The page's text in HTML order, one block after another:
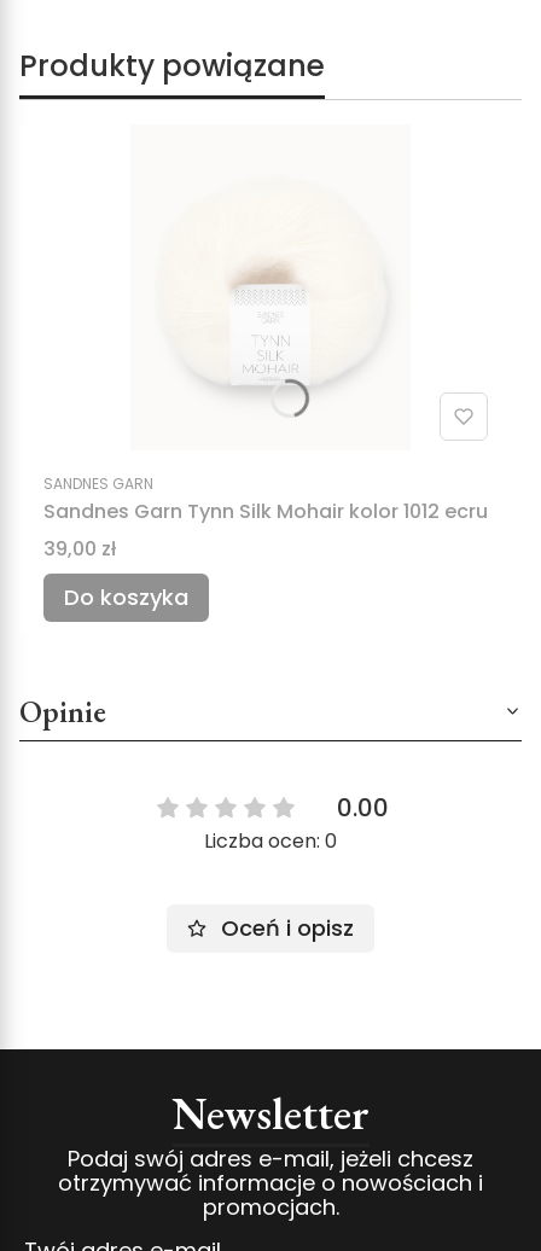
Produkty powiązane
SANDNES GARN
Sandnes Garn Tynn Silk Mohair kolor 1012 ecru
Cena
39,00 zł
Do koszyka
Opinie
0.00
Liczba ocen: 0
Oceń i opisz
Newsletter
Podaj swój adres e-mail, jeżeli chcesz
otrzymywać informacje o nowościach i
promocjach.